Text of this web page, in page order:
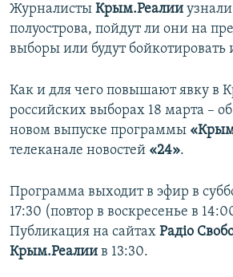
Журналисты Крым.Реалии
полуострова, пойдут ли они на
выборы или будут бойкотировать
Как и для чего повышают явку в
российских выборах 18 марта –
новом выпуске программы
телеканале новостей «24».
Программа выходит в эфир в
17:30 (повтор в воскресенье в
Публикация на сайтах Радіо
Крым.Реалии в 13:30.